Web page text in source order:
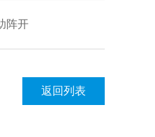
阵开
返回列表